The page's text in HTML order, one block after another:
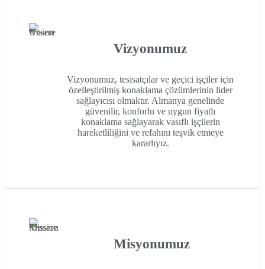
Vizyonumuz
Vizyonumuz, tesisatçılar ve geçici işçiler için
özelleştirilmiş konaklama çözümlerinin lider
sağlayıcısı olmaktır. Almanya genelinde
güvenilir, konforlu ve uygun fiyatlı
konaklama sağlayarak vasıflı işçilerin
hareketliliğini ve refahını teşvik etmeye
kararlıyız.
Misyonumuz